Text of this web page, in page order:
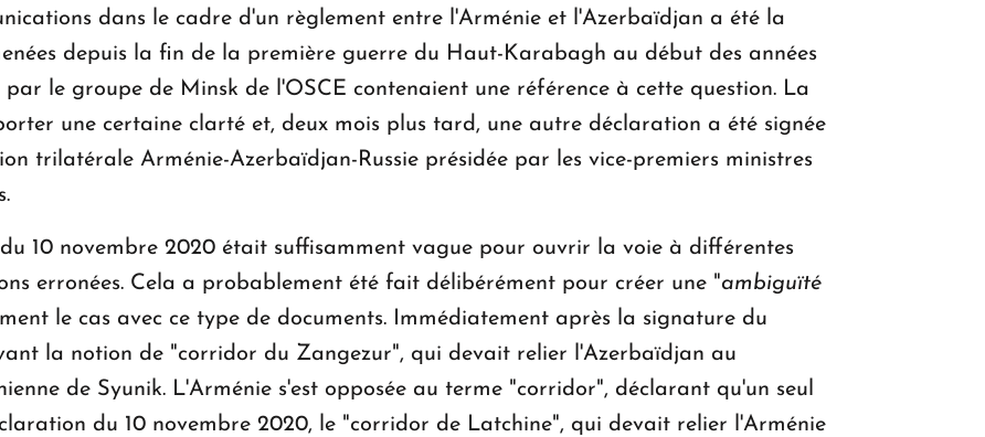
dans le cadre d'un règlement entre l'Arménie et l'Azerbaïdjan a été la
depuis la fin de la première guerre du Haut-Karabagh au début des années
par le groupe de Minsk de l'OSCE contenaient une référence à cette question. La
une certaine clarté et, deux mois plus tard, une autre déclaration a été signée
trilatérale Arménie-Azerbaïdjan-Russie présidée par les vice-premiers ministres
10 novembre 2020 était suffisamment vague pour ouvrir la voie à différentes
erronées. Cela a probablement été fait délibérément pour créer une "ambiguïté
le cas avec ce type de documents. Immédiatement après la signature du
la notion de "corridor du Zangezur", qui devait relier l'Azerbaïdjan au
de Syunik. L'Arménie s'est opposée au terme "corridor", déclarant qu'un seul
du 10 novembre 2020, le "corridor de Latchine", qui devait relier l'Arménie